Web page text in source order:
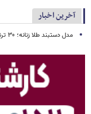
آخرین اخبار
مدل دستبند طلا زنانه؛ ۳۰ ترند محبوب سال ۲۰۲۶ و راهنمای انتخاب